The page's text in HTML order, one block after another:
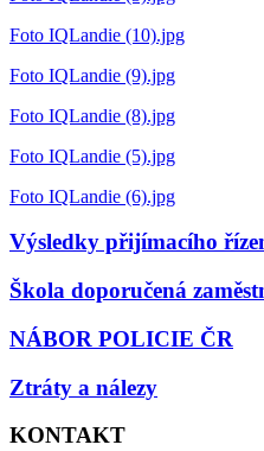
Foto IQLandie (10).jpg
Foto IQLandie (9).jpg
Foto IQLandie (8).jpg
Foto IQLandie (5).jpg
Foto IQLandie (6).jpg
Výsledky přijímacího
Škola doporučená
NÁBOR POLICIE ČR
Ztráty a nálezy
KONTAKT